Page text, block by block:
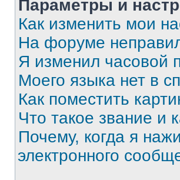
Параметры и
Как изменить мои
На форуме
Я изменил часовой
Моего языка нет в
Как поместить
Что такое звание и
Почему, когда я
электронного